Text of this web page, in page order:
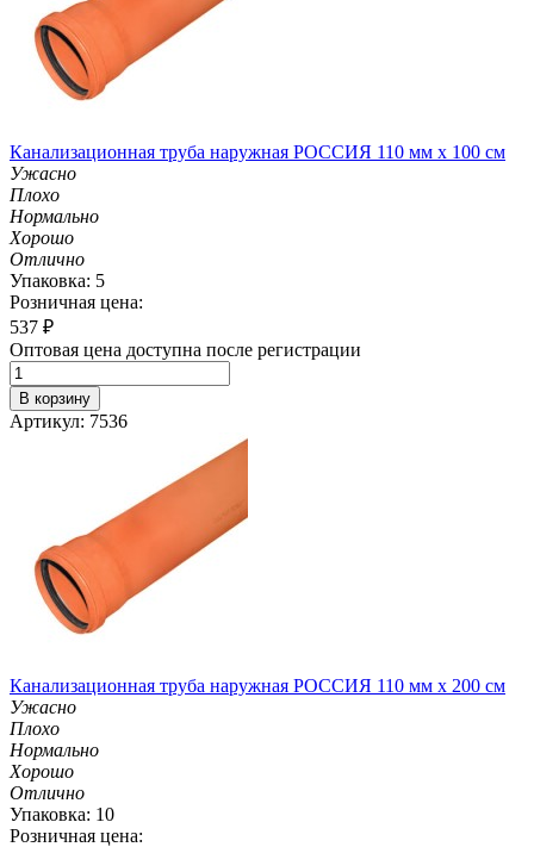
Канализационная труба наружная РОССИЯ 110 мм х 100 см
Ужасно
Плохо
Нормально
Хорошо
Отлично
Упаковка: 5
Розничная цена:
537 ₽
Оптовая цена доступна после регистрации
В корзину
Артикул: 7536
Канализационная труба наружная РОССИЯ 110 мм х 200 см
Ужасно
Плохо
Нормально
Хорошо
Отлично
Упаковка: 10
Розничная цена: